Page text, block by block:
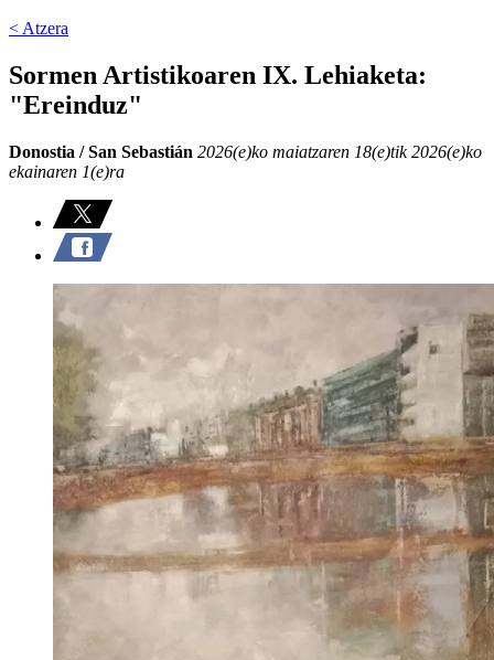
< Atzera
Sormen Artistikoaren IX. Lehiaketa:
"Ereinduz"
Donostia / San Sebastián 2026(e)ko maiatzaren 18(e)tik 2026(e)ko
ekainaren 1(e)ra